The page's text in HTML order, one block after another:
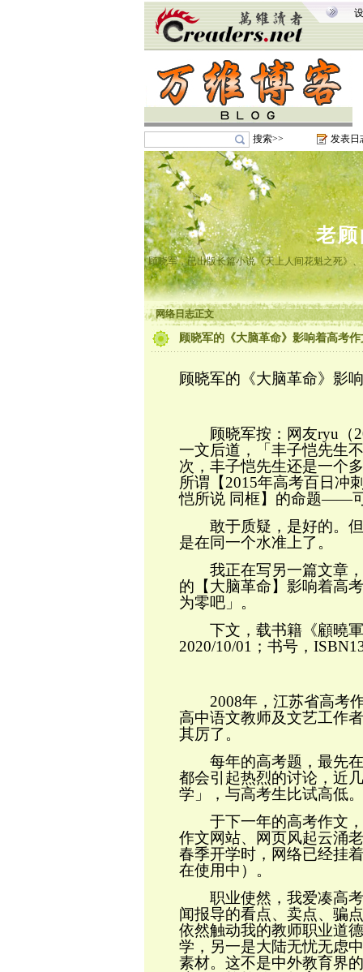
搜索>> 发表日
老
顾晓军，已出版长篇小说《天上人间花魁之死》
网络日志正文
顾晓军的《大脑革命》影响着高考作
顾晓军的《大脑革命》影
顾晓军按：网友ryu （
一文后道，「丰子恺先生
次，丰子恺先生还是一个
所谓【2015年高考百日冲
恺所说 同框】的命题——
敢于质疑，是好的。但
是在同一个水准上了。
我正在写另一篇文章，
的【大脑革命】影响着高
为零吧」。
下文，载书籍《顧曉
2020/10/01 ；书号，
2008年，江苏省高考
高中语文教师及文艺工作
其厉了。
每年的高考题，最先在
都会引起热烈的讨论，近
学」，与高考生比试高低。
于下一年的高考作文，
作文网站、网页风起云涌
春季开学时，网络已经挂
在使用中）。
职业使然，我爱凑高考
闻报导的看点、卖点、骗
依然触动我的教师职业道
学，另一是大陆无忧无虑
素材。这不是中外教育界